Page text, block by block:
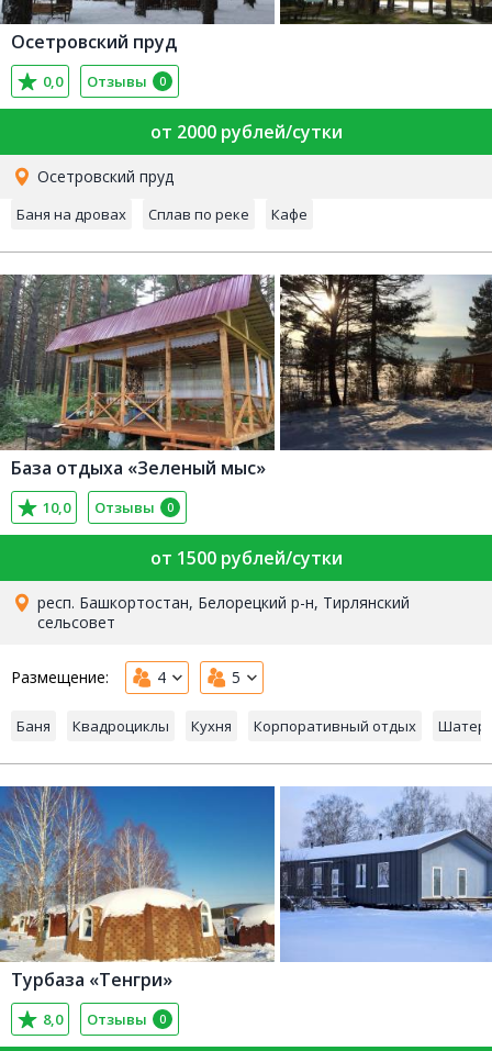
Осетровский пруд
0,0 Отзывы 0
от 2000 рублей/сутки
Осетровский пруд
Баня на дровах Сплав по реке Кафе
База отдыха «Зеленый мыс»
10,0 Отзывы 0
от 1500 рублей/сутки
респ. Башкортостан, Белорецкий р-н, Тирлянский
сельсовет
Размещение: 4 5
Баня Квадроциклы Кухня Корпоративный отдых Шатер
Турбаза «Тенгри»
8,0 Отзывы 0